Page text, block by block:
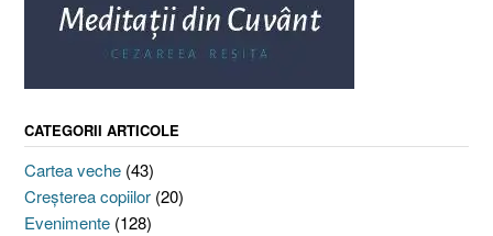
CATEGORII ARTICOLE
Cartea veche (43)
Creşterea copiilor (20)
Evenimente (128)